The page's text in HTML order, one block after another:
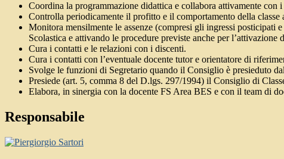
Coordina la programmazione didattica e collabora attivamente con
Controlla periodicamente il profitto e il comportamento della
Monitora mensilmente le assenze (compresi gli ingressi
Scolastica e attivando le procedure previste anche per
Cura i contatti e le relazioni con i discenti.
Cura i contatti con l’eventuale docente tutor e orientatore di
Svolge le funzioni di Segretario quando il Consiglio è presieduto
Presiede (art. 5, comma 8 del D.lgs. 297/1994) il Consiglio di
Elabora, in sinergia con la docente FS Area BES e con il team di
Responsabile